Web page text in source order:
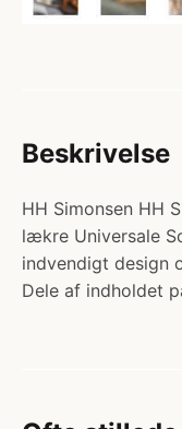
Beskrivelse
HH Simonsen HH
lækre Universale
indvendigt design
Dele af indholdet